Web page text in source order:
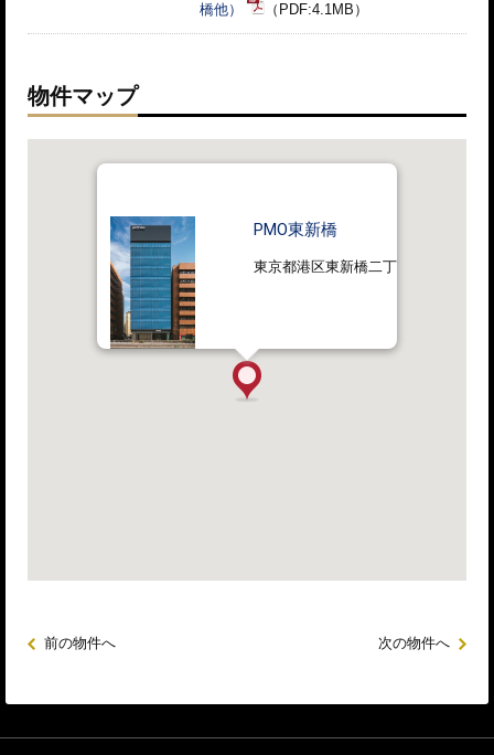
橋他）
（PDF:4.1MB）
物件マップ
PMO東新橋
東京都港区東新橋二丁目12番1号
前の物件へ 次の物件へ